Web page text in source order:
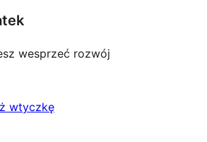
wesprzeć rozwój
wtyczkę